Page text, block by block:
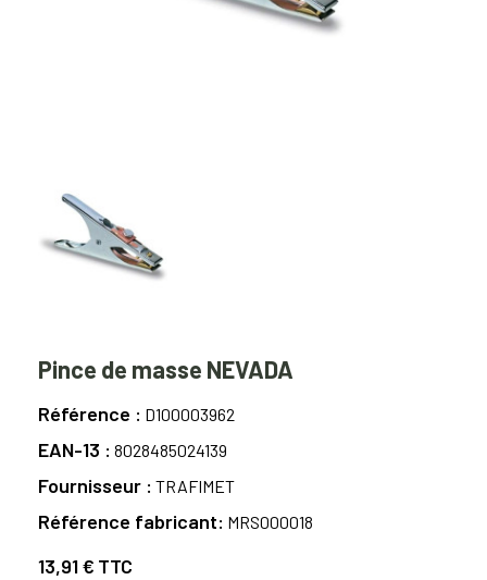
Pince de masse NEVADA
Référence D100003962
EAN-13 8028485024139
Fournisseur TRAFIMET
Référence fabricant MRS000018
13,91 € TTC